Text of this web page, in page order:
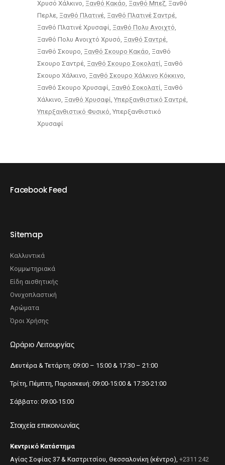
Χρυσό Χάλκινο Ξανθό Κακάο Ξανθό Μπεζ Ξανθό
Περλε Ξανθό Πλατινέ Ξανθό Πλατινέ Σαντρέ
Ξανθό Πλατινέ Χρυσαφί Ξανθό Πολυ Ανοιχτό
Ξανθό Πολυ Ανοιχτό Χρυσό Ξανθό Σαντρέ
Ξανθό Σκουρο Ξανθό Σκουρο Κακάο Ξανθό
Σκουρο Σαντρέ Ξανθό Σκουρο Σοκολατί Ξανθό
Σκουρο Χάλκινο Ξανθό Σκουρο Χάλκινο Κόκκινο
Ξανθό Σκουρο Χρυσαφί Ξανθό Σοκολατί Ξανθό
Χάλκινο Ξανθό Χρυσαφί Υπερξανθιστικό Σαντρέ
Υπερξανθιστικό Φυσικό Υπερξανθιστικό
Χρυσαφί
Facebook Feed
Sitemap
Καλλυντικά
Κομμωτηριακά
Είδη αισθητικής
Ονυχοπλαστική
Αρώματα
Όροι Χρήσης
Ωράριο Λειτουργίας
Δευτέρα & Τετάρτη: 09:00 – 15:00 & 17:30 – 21:00
Τρίτη, Πέμπτη, Παρασκευή: 09:00-15:00 & 17:30-21:00
Σάββατο: 09:00-15:00
Στοιχεία επικοινωνίας
Κεντρικό Κατάστημα
Αγίας Σοφίας 37 & Καστριτσίου, Θεσσαλονίκη (κέντρο), +2311 242